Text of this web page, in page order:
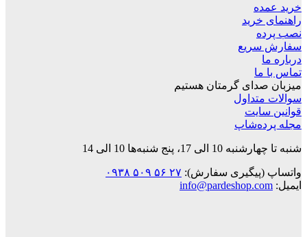
خرید عمده
راهنمای خرید
نصب پرده
سفارش سریع
درباره ما
تماس با ما
میزبان صدای گرمتان هستیم
سوالات متداول
قوانین‌ سایت
مجله پرده‌شاپ
شنبه تا چهارشنبه 10 الی 17، پنج شنبه‌ها 10 الی 14
واتساپ (پیگیری سفارش):۲۷ ۵۶ ۵۰۹ ۰۹۳۸
ایمیل:info@pardeshop.com